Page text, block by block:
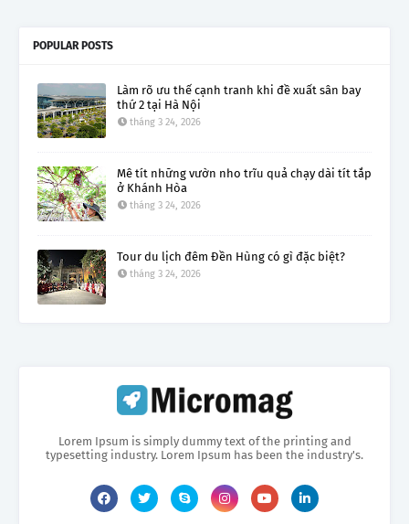
POPULAR POSTS
Làm rõ ưu thế cạnh tranh khi đề xuất sân bay
thứ 2 tại Hà Nội
tháng 3 24, 2026
Mê tít những vườn nho trĩu quả chạy dài tít tắp
ở Khánh Hòa
tháng 3 24, 2026
Tour du lịch đêm Đền Hùng có gì đặc biệt?
tháng 3 24, 2026
Lorem Ipsum is simply dummy text of the printing and
typesetting industry. Lorem Ipsum has been the industry's.